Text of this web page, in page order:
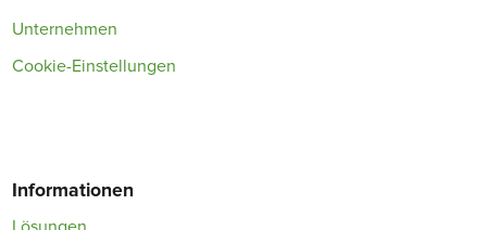
Unternehmen
Cookie-Einstellungen
Informationen